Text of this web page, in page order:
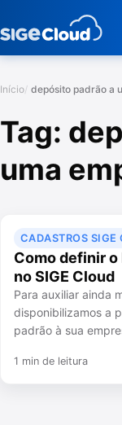
Início depósito padrão a
Tag:
uma
CADASTROS SIGE
Como definir o
no SIGE Cloud
Para auxiliar ainda
disponibilizamos a
padrão à sua
1 min de leitura